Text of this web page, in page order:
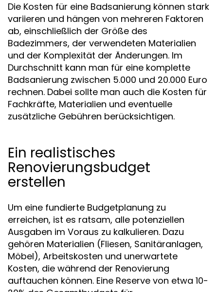
Die Kosten für eine Badsanierung können stark
variieren und hängen von mehreren Faktoren
ab, einschließlich der Größe des
Badezimmers, der verwendeten Materialien
und der Komplexität der Änderungen. Im
Durchschnitt kann man für eine komplette
Badsanierung zwischen 5.000 und 20.000 Euro
rechnen. Dabei sollte man auch die Kosten für
Fachkräfte, Materialien und eventuelle
zusätzliche Gebühren berücksichtigen.
Ein realistisches
Renovierungsbudget
erstellen
Um eine fundierte Budgetplanung zu
erreichen, ist es ratsam, alle potenziellen
Ausgaben im Voraus zu kalkulieren. Dazu
gehören Materialien (Fliesen, Sanitäranlagen,
Möbel), Arbeitskosten und unerwartete
Kosten, die während der Renovierung
auftauchen können. Eine Reserve von etwa 10-